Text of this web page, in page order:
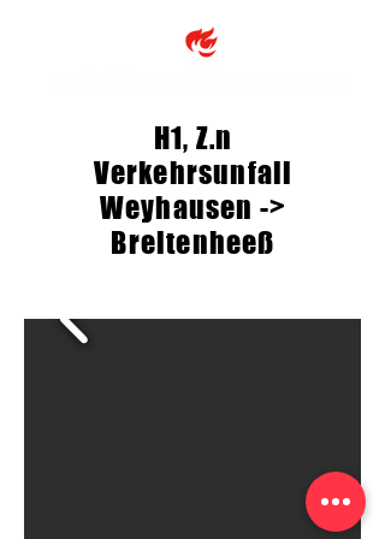
H1, Z.n
Verkehrsunfall
Weyhausen ->
Breitenheeß